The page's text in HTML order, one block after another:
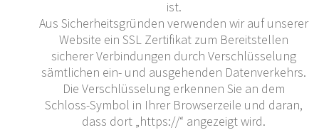
ist.
Aus Sicherheitsgründen verwenden wir auf unserer
Website ein SSL Zertifikat zum Bereitstellen
sicherer Verbindungen durch Verschlüsselung
sämtlichen ein- und ausgehenden Datenverkehrs.
Die Verschlüsselung erkennen Sie an dem
Schloss-Symbol in Ihrer Browserzeile und daran,
dass dort „https://“ angezeigt wird.